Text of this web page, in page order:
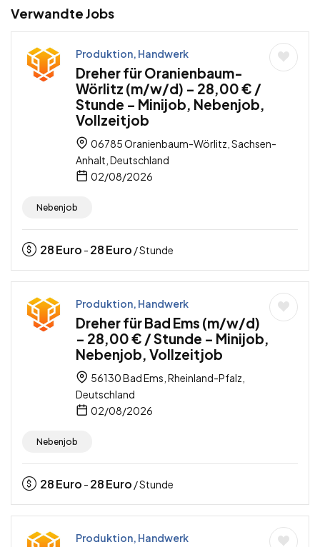
Verwandte Jobs
Produktion, Handwerk
Dreher für Oranienbaum-
Wörlitz (m/w/d) – 28,00 € /
Stunde – Minijob, Nebenjob,
Vollzeitjob
06785 Oranienbaum-Wörlitz, Sachsen-
Anhalt, Deutschland
02/08/2026
Nebenjob
28Euro - 28Euro / Stunde
Produktion, Handwerk
Dreher für Bad Ems (m/w/d)
– 28,00 € / Stunde – Minijob,
Nebenjob, Vollzeitjob
56130 Bad Ems, Rheinland-Pfalz,
Deutschland
02/08/2026
Nebenjob
28Euro - 28Euro / Stunde
Produktion, Handwerk